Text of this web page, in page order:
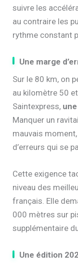
suivre les
au contraire les
rythme constant
Une marge
Sur le 80 km, on
au kilomètre 50
Saintexpress,
Manquer un
mauvais
d’erreurs qui se
Cette exigence
niveau des
français. Elle
000 mètres sur
supplémentaire
Une édition